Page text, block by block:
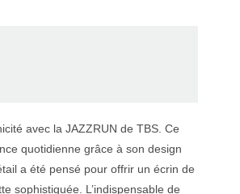
avec la JAZZRUN de TBS. Ce
quotidienne grâce à son design
a été pensé pour offrir un écrin de
sophistiquée. L’indispensable de